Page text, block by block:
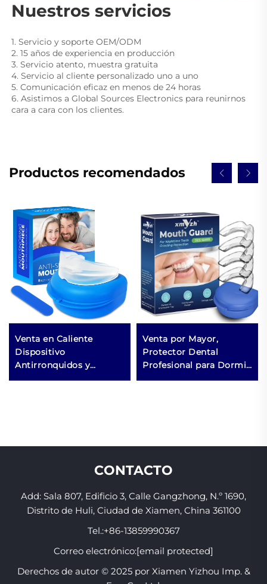
Nuestros servicios
1. Servicio y soporte OEM/ODM
2. 15 años de experiencia en producción
3. Servicio atento, muestra gratuita
4. Servicio al cliente personalizado uno a uno
5. Comunicación eficaz en menos de 24 horas
6. Asistimos a Global Sources Electronics para reunirnos
cara a cara con los clientes.
Productos recomendados
Venta en Caliente
Dispositivo
Antirronquidos y
Antibruxismo, Dilatador
Venta por Mayor,
Protector Dental
Profesional para Dormir,
Guardia Nocturna
Ronquido, Protector
CONTACTO
Add: Sala 807, Edificio 3, Calle Gangzhong, N.º 1690,
Distrito de Huli, Ciudad de Xiamen, China 361100
Tel.:+86-13859990367
Correo electrónico:[email protected]
Derechos de autor © 2025 por Xiamen Yizhou Imp. &